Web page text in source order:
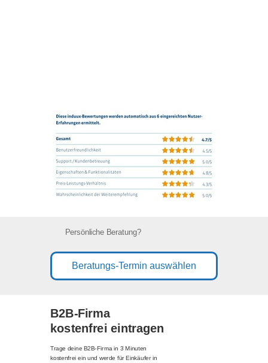
Beratungs-Termin auswählen
Persönliche Beratung?
B2B-Firma
kostenfrei eintragen
Trage deine B2B-Firma in 3 Minuten
kostenfrei ein und werde für Einkäufer in